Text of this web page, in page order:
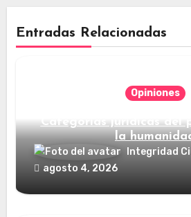
Entradas Relacionadas
Opiniones
Categorías jurídicas del
la
Integridad
agosto 4, 2026